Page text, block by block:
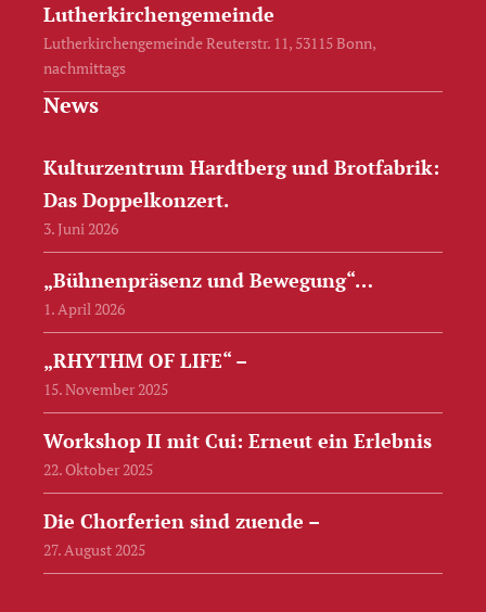
Lutherkirchengemeinde
Lutherkirchengemeinde Reuterstr. 11, 53115 Bonn,
nachmittags
News
Kulturzentrum Hardtberg und Brotfabrik:
Das Doppelkonzert.
3. Juni 2026
„Bühnenpräsenz und Bewegung“…
1. April 2026
„RHYTHM OF LIFE“ –
15. November 2025
Workshop II mit Cui: Erneut ein Erlebnis
22. Oktober 2025
Die Chorferien sind zuende –
27. August 2025